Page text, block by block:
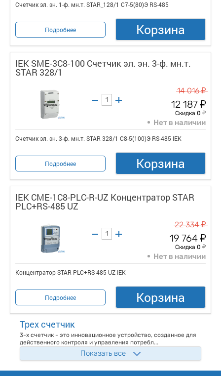
Счетчик эл. эн. 1-ф. мн.т. STAR_128/1 С7-5(80)Э RS-485
Подробнее Корзина
IEK SME-3C8-100 Счетчик эл. эн. 3-ф. мн.т.
STAR 328/1
14 016у
12 187 у
Скидка 0 у
Нет в наличии
Счетчик эл. эн. 3-ф. мн.т. STAR 328/1 С8-5(100)Э RS-485 IEK
Подробнее Корзина
IEK CME-1C8-PLC-R-UZ Концентратор STAR
PLC+RS-485 UZ
22 334у
19 764 у
Скидка 0 у
Нет в наличии
Концентратор STAR PLC+RS-485 UZ IEK
Подробнее Корзина
Трех счетчик
3-х счетчик - это инновационное устройство, созданное для
действенного контроля и управления потребл...
Показать все